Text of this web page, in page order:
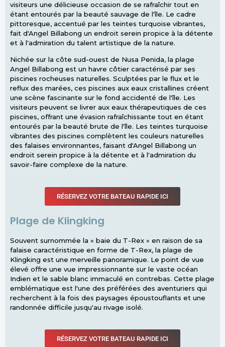
visiteurs une délicieuse occasion de se rafraîchir tout en
étant entourés par la beauté sauvage de l'île. Le cadre
pittoresque, accentué par les teintes turquoise vibrantes,
fait d'Angel Billabong un endroit serein propice à la détente
et à l'admiration du talent artistique de la nature.
Nichée sur la côte sud-ouest de Nusa Penida, la plage
Angel Billabong est un havre côtier caractérisé par ses
piscines rocheuses naturelles. Sculptées par le flux et le
reflux des marées, ces piscines aux eaux cristallines créent
une scène fascinante sur le fond accidenté de l'île. Les
visiteurs peuvent se livrer aux eaux thérapeutiques de ces
piscines, offrant une évasion rafraîchissante tout en étant
entourés par la beauté brute de l'île. Les teintes turquoise
vibrantes des piscines complètent les couleurs naturelles
des falaises environnantes, faisant d'Angel Billabong un
endroit serein propice à la détente et à l'admiration du
savoir-faire complexe de la nature.
RÉSERVEZ VOTRE BATEAU RAPIDE ICI
Plage de Klingking
Souvent surnommée la « baie du T-Rex » en raison de sa
falaise caractéristique en forme de T-Rex, la plage de
Klingking est une merveille panoramique. Le point de vue
élevé offre une vue impressionnante sur le vaste océan
Indien et le sable blanc immaculé en contrebas. Cette plage
emblématique est l'une des préférées des aventuriers qui
recherchent à la fois des paysages époustouflants et une
randonnée difficile jusqu'au rivage isolé.
RÉSERVEZ VOTRE BATEAU RAPIDE ICI